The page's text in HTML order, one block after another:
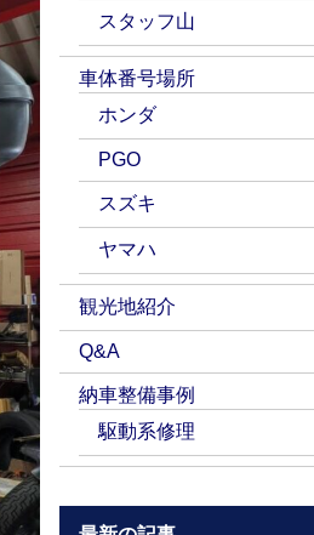
スタッフ山
車体番号場所
ホンダ
PGO
スズキ
ヤマハ
観光地紹介
Q&A
納車整備事例
駆動系修理